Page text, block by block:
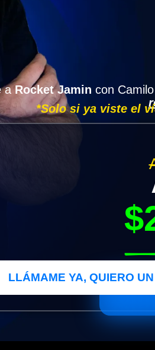
aRocket Jamin con
*Solo si ya viste el
LLÁMAME YA, QUIERO